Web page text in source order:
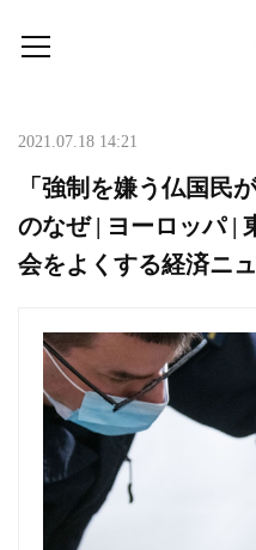
2021.07.18 14:21
「強制を嫌う仏国民
のなぜ | ヨーロッパ |
会をよくする経済ニュ